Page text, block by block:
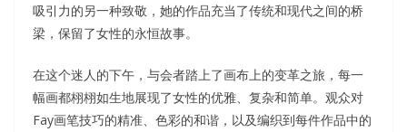
吸引力的另一种致敬，她的作品充当了传统和现代之间的桥
梁，保留了女性的永恒故事。
在这个迷人的下午，与会者踏上了画布上的变革之旅，每一
幅画都栩栩如生地展现了女性的优雅、复杂和简单。观众对
Fay画笔技巧的精准、色彩的和谐，以及编织到每件作品中的